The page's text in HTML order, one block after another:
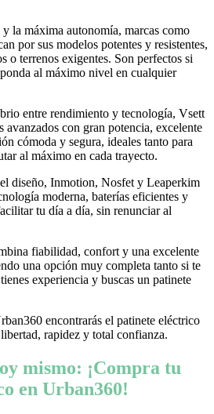
la máxima autonomía, marcas como
por sus modelos potentes y resistentes,
o terrenos exigentes. Son perfectos si
al máximo nivel en cualquier
entre rendimiento y tecnología, Vsett
avanzados con gran potencia, excelente
cómoda y segura, ideales tanto para
al máximo en cada trayecto.
diseño, Inmotion, Nosfet y Leaperkim
moderna, baterías eficientes y
tu día a día, sin renunciar al
fiabilidad, confort y una excelente
una opción muy completa tanto si te
experiencia y buscas un patinete
encontrarás el patinete eléctrico
rapidez y total confianza.
mismo: ¡Compra tu
en Urban360!